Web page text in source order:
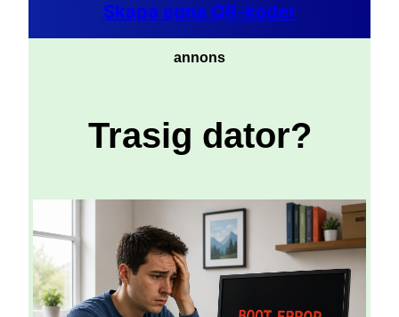
Skapa egna QR-koder
annons
Trasig dator?